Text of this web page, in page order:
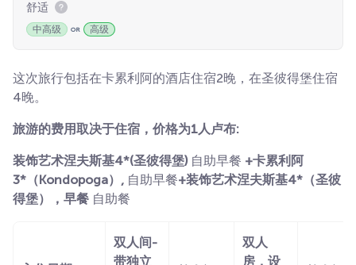
舒适
中高级 高级
这次旅行包括在卡累利阿的酒店住宿2晚，在圣彼得堡住宿
4晚。
旅游的费用取决于住宿，价格为1人卢布:
装饰艺术涅夫斯基4*(圣彼得堡)自助早餐 +卡累利阿
3*（Kondopoga）, 自助早餐+装饰艺术涅夫斯基4*（圣彼
得堡），早餐 自助餐
双人间-
带独立
双人
房，设